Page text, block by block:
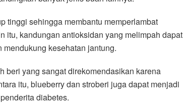
tinggi sehingga membantu memperlambat
itu, kandungan antioksidan yang melimpah dapat
kesehatan jantung.
beri yang sangat direkomendasikan karena
itu, blueberry dan stroberi juga dapat menjadi
diabetes.